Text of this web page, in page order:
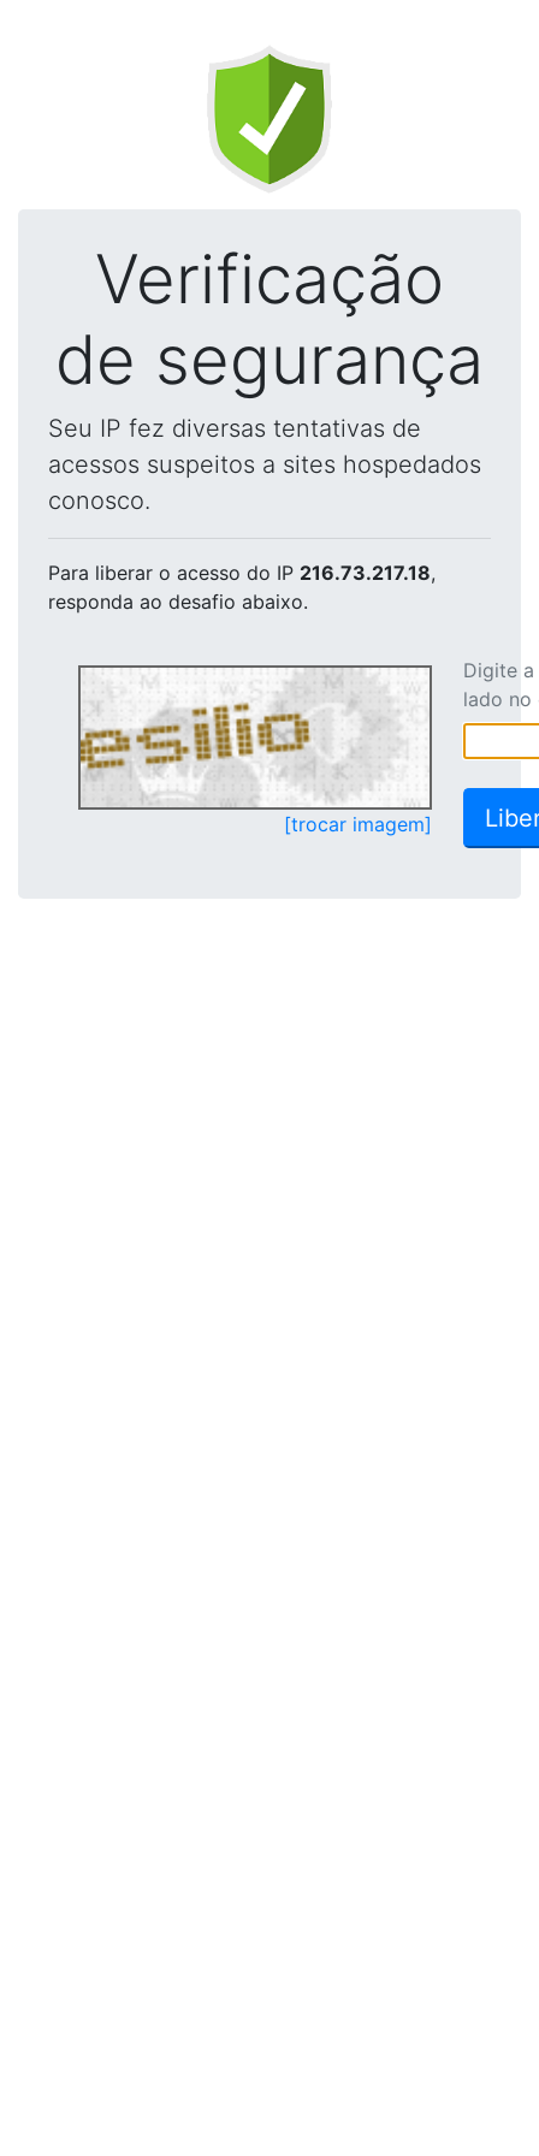
Verificação
de segurança
Seu IP fez diversas tentativas de
acessos suspeitos a sites hospedados
conosco.
Para liberar o acesso do IP 216.73.217.18,
responda ao desafio abaixo.
[trocar imagem]
Digite
lado no